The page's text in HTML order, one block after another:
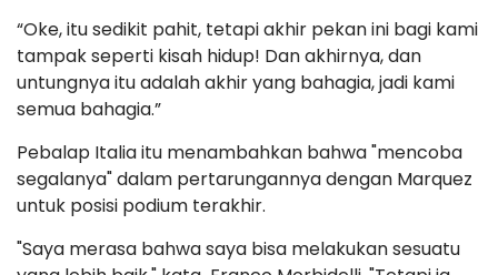
“Oke, itu sedikit pahit, tetapi akhir pekan ini bagi kami
tampak seperti kisah hidup! Dan akhirnya, dan
untungnya itu adalah akhir yang bahagia, jadi kami
semua bahagia.”
Pebalap Italia itu menambahkan bahwa "mencoba
segalanya" dalam pertarungannya dengan Marquez
untuk posisi podium terakhir.
"Saya merasa bahwa saya bisa melakukan sesuatu